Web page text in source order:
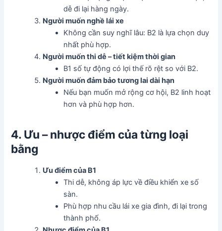
dễ đi lại hàng ngày.
Người muốn nghề lái xe
Không cần suy nghĩ lâu: B2 là lựa chọn duy
nhất phù hợp.
Người muốn thi dễ – tiết kiệm thời gian
B1 số tự động có lợi thế rõ rệt so với B2.
Người muốn đảm bảo tương lai dài hạn
Nếu bạn muốn mở rộng cơ hội, B2 linh hoạt
hơn và phù hợp hơn.
4. Ưu – nhược điểm của từng loại
bằng
Ưu điểm của B1
Thi dễ, không áp lực về điều khiển xe số
sàn.
Phù hợp nhu cầu lái xe gia đình, đi lại trong
thành phố.